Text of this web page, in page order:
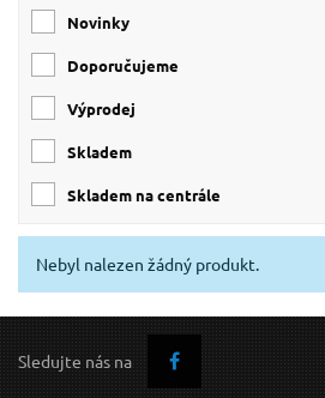
EXTOL-PREMIUM
0 lm
Novinky
Doporučujeme
Výprodej
skladem
skladem na centrále
Nebyl nalezen žádný produkt.
Sledujte nás na